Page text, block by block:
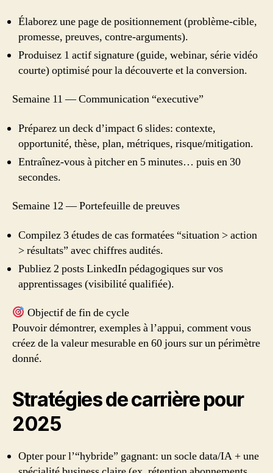
Élaborez une page de positionnement (problème-cible,
promesse, preuves, contre-arguments).
Produisez 1 actif signature (guide, webinar, série vidéo
courte) optimisé pour la découverte et la conversion.
Semaine 11 — Communication “executive”
Préparez un deck d’impact 6 slides: contexte,
opportunité, thèse, plan, métriques, risque/mitigation.
Entraînez-vous à pitcher en 5 minutes… puis en 30
secondes.
Semaine 12 — Portefeuille de preuves
Compilez 3 études de cas formatées “situation > action
> résultats” avec chiffres audités.
Publiez 2 posts LinkedIn pédagogiques sur vos
apprentissages (visibilité qualifiée).
Objectif de fin de cycle
Pouvoir démontrer, exemples à l’appui, comment vous
créez de la valeur mesurable en 60 jours sur un périmètre
donné.
Stratégies de carrière pour
2025
Opter pour l’“hybride” gagnant: un socle data/IA + une